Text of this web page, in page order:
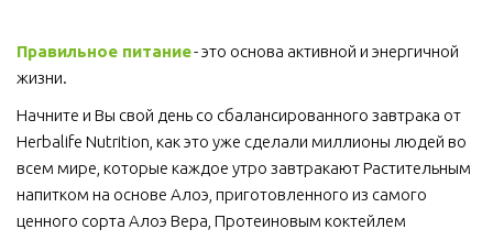
Правильное питание - это основа активной и энергичной
жизни.
Начните и Вы свой день со сбалансированного завтрака от
Herbalife Nutrition, как это уже сделали миллионы людей во
всем мире, которые каждое утро завтракают Растительным
напитком на основе Алоэ, приготовленного из самого
ценного сорта Алоэ Вера, Протеиновым коктейлем